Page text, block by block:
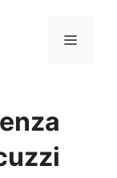
Menu